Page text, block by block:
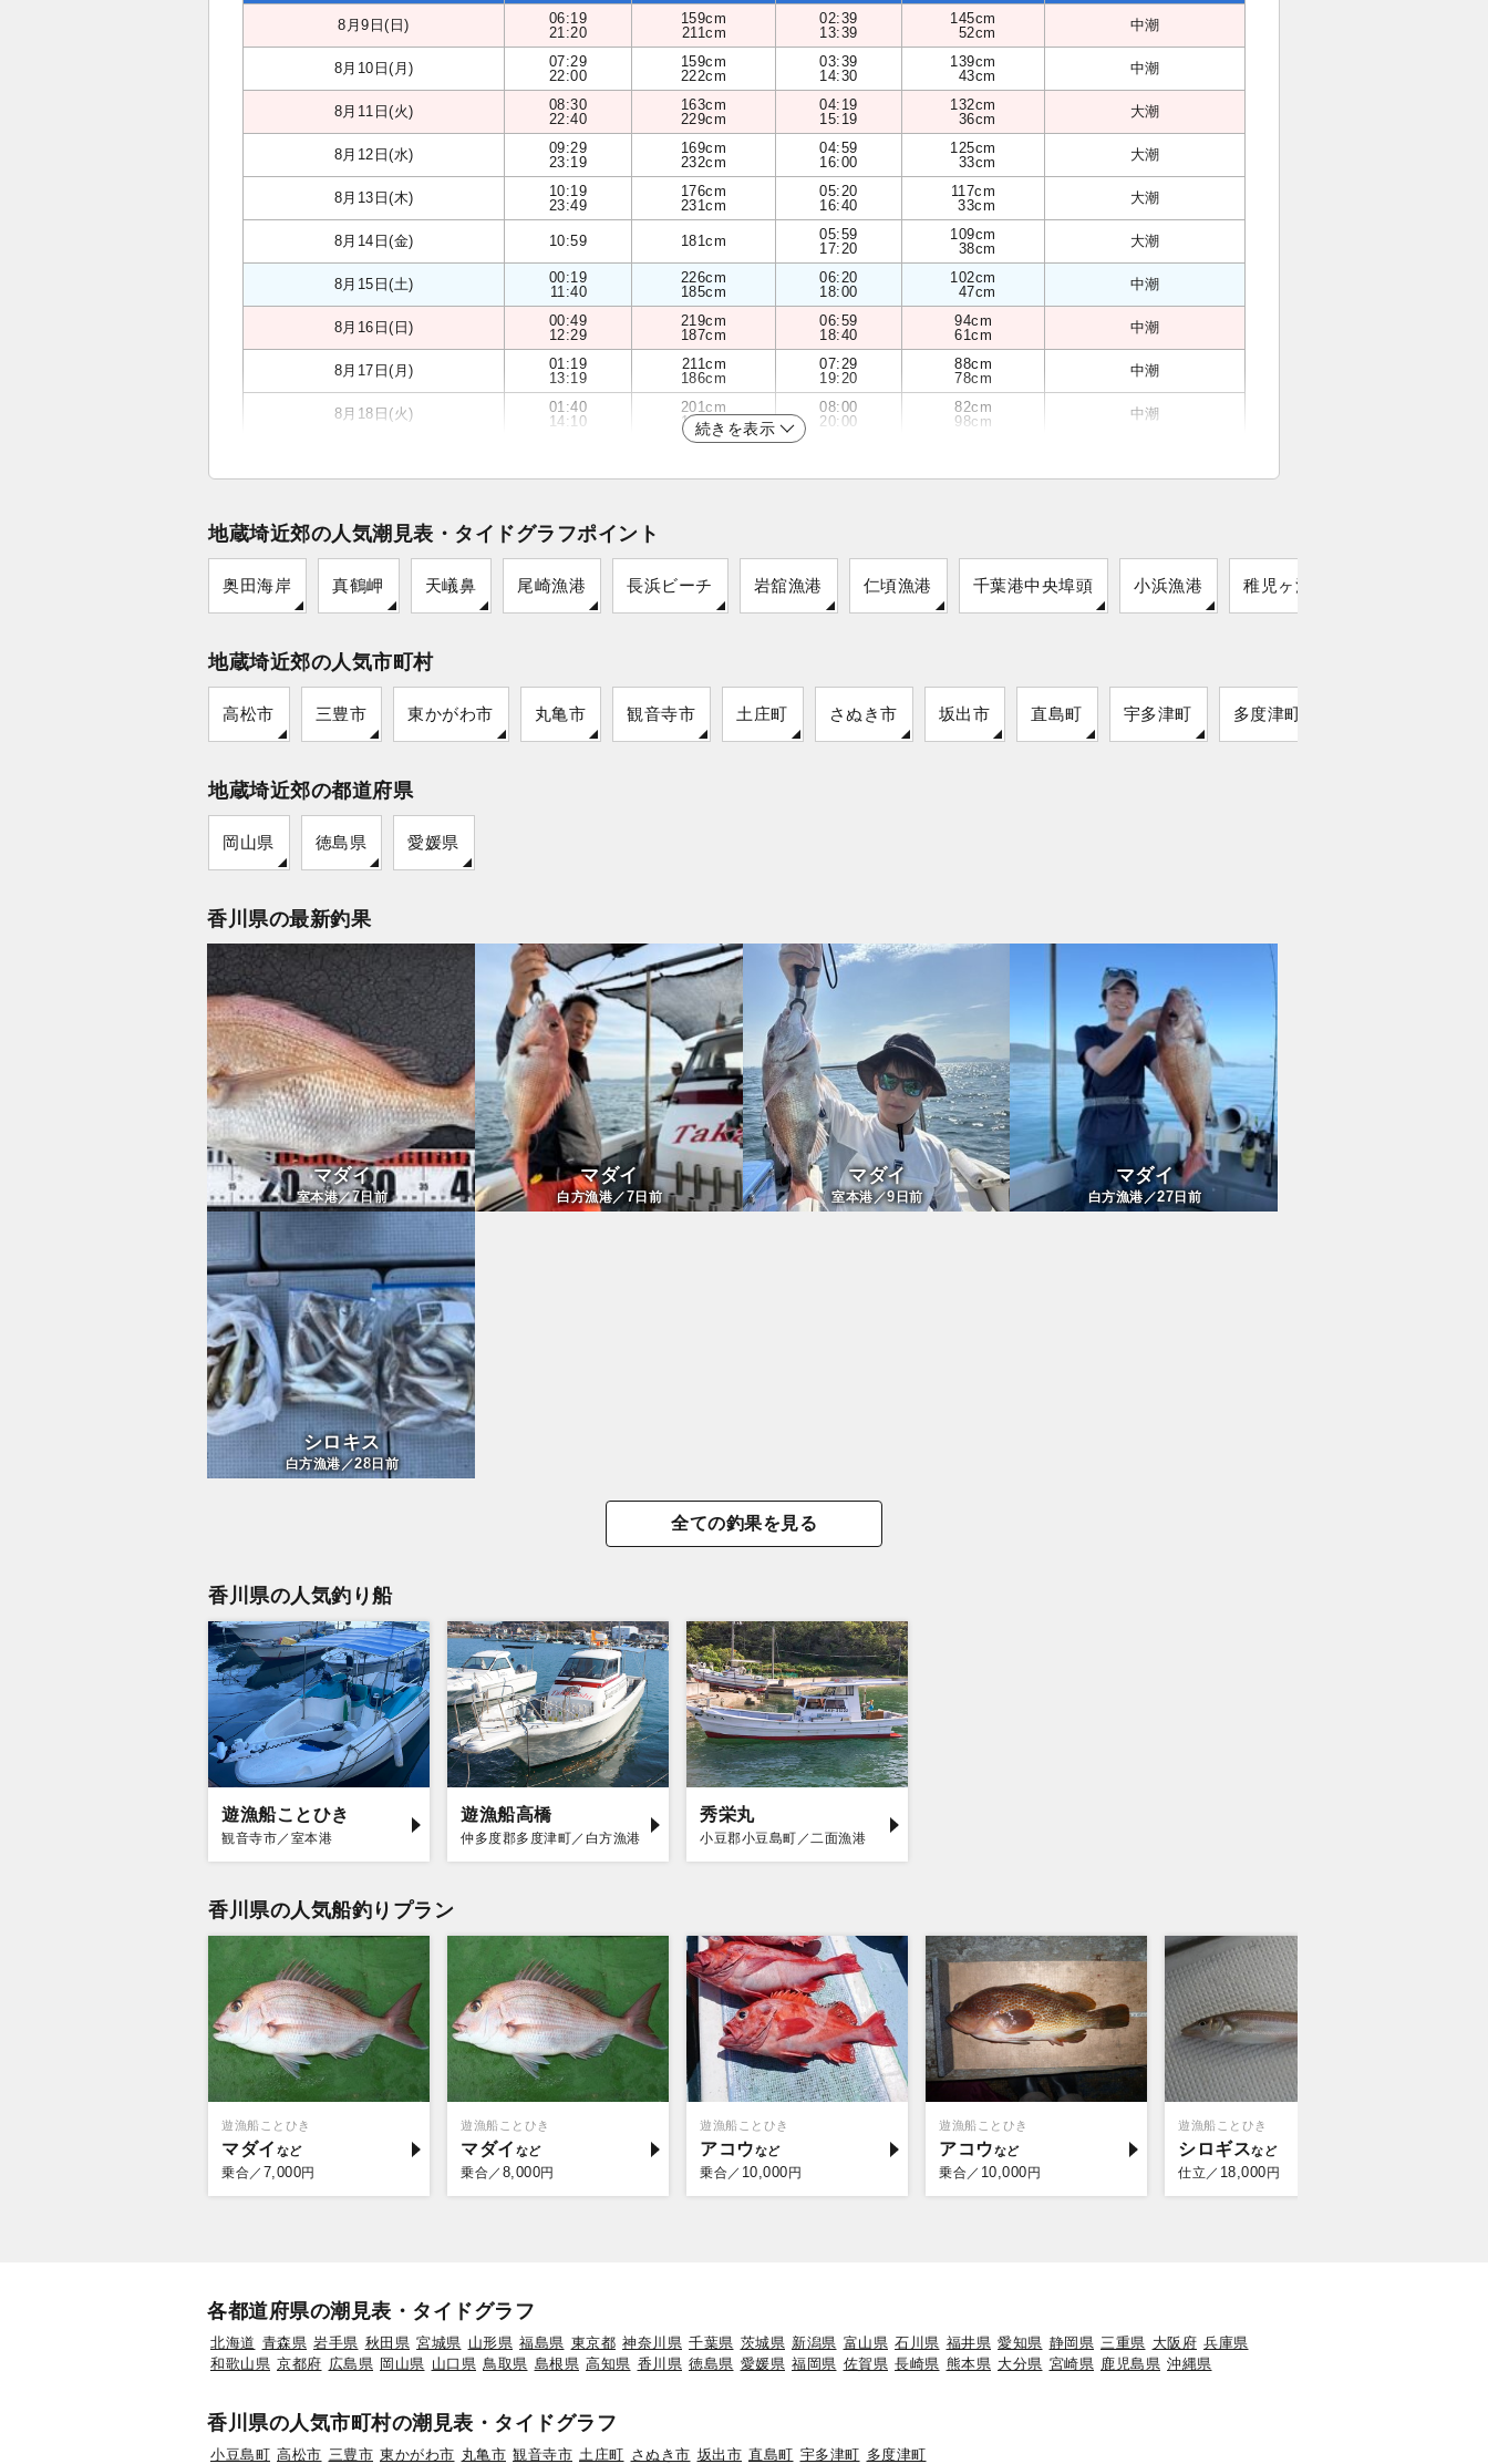
8月9日(日)
06:19
21:20
159cm
211cm
02:39
13:39
145cm
52cm
中潮
8月10日(月)
07:29
22:00
159cm
222cm
03:39
14:30
139cm
43cm
中潮
8月11日(火)
08:30
22:40
163cm
229cm
04:19
15:19
132cm
36cm
大潮
8月12日(水)
09:29
23:19
169cm
232cm
04:59
16:00
125cm
33cm
大潮
8月13日(木)
10:19
23:49
176cm
231cm
05:20
16:40
117cm
33cm
大潮
8月14日(金) 10:59 181cm
05:59
17:20
109cm
38cm
大潮
8月15日(土)
00:19
11:40
226cm
185cm
06:20
18:00
102cm
47cm
中潮
8月16日(日)
00:49
12:29
219cm
187cm
06:59
18:40
94cm
61cm
中潮
8月17日(月)
01:19
13:19
211cm
186cm
07:29
19:20
88cm
78cm
中潮
8月18日(火)
01:40
14:10
201cm
183cm
08:00
20:00
82cm
98cm
中潮
続きを表示
地蔵埼近郊の人気潮見表・タイドグラフポイント
奥田海岸 真鶴岬 天嶬鼻 尾崎漁港 長浜ビーチ 岩舘漁港 仁頃漁港 千葉港中央埠頭 小浜漁港 稚児ヶ淵
地蔵埼近郊の人気市町村
高松市 三豊市 東かがわ市 丸亀市 観音寺市 土庄町 さぬき市 坂出市 直島町 宇多津町 多度津町
地蔵埼近郊の都道府県
岡山県 徳島県 愛媛県
香川県の最新釣果
マダイ
室本港／7日前
マダイ
白方漁港／7日前
マダイ
室本港／9日前
マダイ
白方漁港／27日前
シロキス
白方漁港／28日前
全ての釣果を見る
香川県の人気釣り船
遊漁船ことひき
観音寺市／室本港
遊漁船高橋
仲多度郡多度津町／白方漁港
秀栄丸
小豆郡小豆島町／二面漁港
香川県の人気船釣りプラン
遊漁船ことひき
マダイ
乗合／ 7,000円
遊漁船ことひき
マダイ
乗合／ 8,000円
遊漁船ことひき
アコウ
乗合／ 10,000 円
遊漁船ことひき
アコウ
乗合／ 10,000 円
遊漁船ことひき
シロギス
仕立／ 18,000 円
各都道府県の潮見表・タイドグラフ
北海道 青森県 岩手県 秋田県 宮城県 山形県 福島県 東京都 神奈川県 千葉県 茨城県 新潟県 富山県 石川県 福井県 愛知県 静岡県 三重県 大阪府 兵庫県
和歌山県 京都府 広島県 岡山県 山口県 鳥取県 島根県 高知県 香川県 徳島県 愛媛県 福岡県 佐賀県 長崎県 熊本県 大分県 宮崎県 鹿児島県 沖縄県
香川県の人気市町村の潮見表・タイドグラフ
小豆島町 高松市 三豊市 東かがわ市 丸亀市 観音寺市 土庄町 さぬき市 坂出市 直島町 宇多津町 多度津町